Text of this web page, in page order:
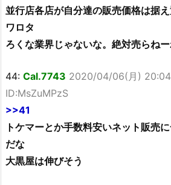
並行店各店が自分達の販売価格は据
ワロタ
ろくな業界じゃないな。絶対売らね
44: Cal.7743 2020/04/06(月)
ID:MsZuMPzS
>>41
トケマーとか手数料安いネット販売
だな
大黒屋は伸びそう